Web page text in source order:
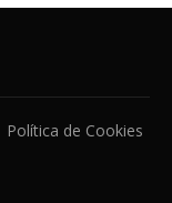
Política de Cookies